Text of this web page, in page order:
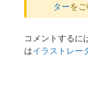
ターをご
コメントするに
はイラストレー